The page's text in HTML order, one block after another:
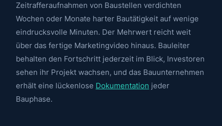
Zeitrafferaufnahmen von Baustellen verdichten
Wochen oder Monate harter Bautätigkeit auf wenige
eindrucksvolle Minuten. Der Mehrwert reicht weit
über das fertige Marketingvideo hinaus. Bauleiter
behalten den Fortschritt jederzeit im Blick, Investoren
sehen ihr Projekt wachsen, und das Bauunternehmen
erhält eine lückenlose Dokumentation jeder
Bauphase.